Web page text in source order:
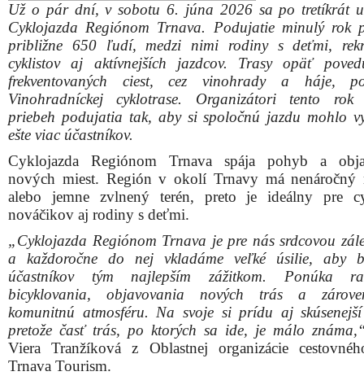
Už o pár dní, v sobotu 6. júna 2026 sa po tretíkrát
Cyklojazda Regiónom Trnava. Podujatie minulý rok
približne 650 ľudí, medzi nimi rodiny s deťmi,
cyklistov aj aktívnejších jazdcov. Trasy opäť
frekventovaných ciest, cez vinohrady a háje,
Vinohradníckej cyklotrase. Organizátori tento rok
priebeh podujatia tak, aby si spoločnú jazdu mohlo
ešte viac účastníkov.
Cyklojazda Regiónom Trnava spája pohyb a
nových miest. Región v okolí Trnavy má nenáročný
alebo jemne zvlnený terén, preto je ideálny pre
nováčikov aj rodiny s deťmi.
„Cyklojazda Regiónom Trnava je pre nás srdcovou
a každoročne do nej vkladáme veľké úsilie, aby
účastníkov tým najlepším zážitkom. Ponúka
bicyklovania, objavovania nových trás a
komunitnú atmosféru. Na svoje si prídu aj
pretože časť trás, po ktorých sa ide, je málo
Viera Tranžíková z Oblastnej organizácie
Trnava Tourism.